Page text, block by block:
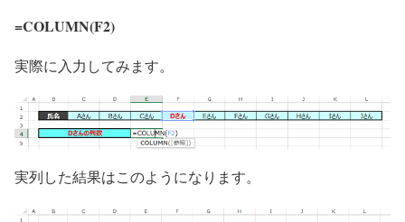
=COLUMN(F2)
実際に入力してみます。
実列した結果はこのようになります。